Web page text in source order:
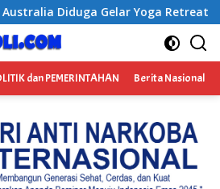
dan Menjadi Instruktur Meditasi
dan PEMERINTAHAN Berita Nasional